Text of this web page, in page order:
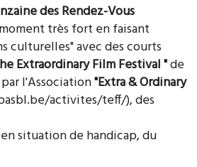
des Rendez-Vous
très fort en faisant
culturelles" avec des courts
Extraordinary Film Festival"de
l'Association"Extra & Ordinary
activites/teff/), des
situation de handicap, du